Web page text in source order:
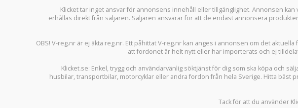
Klicket tar inget ansvar för annonsens innehåll eller tillgänglighet. Annonsen
erhållas direkt från säljaren. Säljaren ansvarar för att de endast annonsera
OBS! V-reg.nr är ej äkta reg.nr. Ett påhittat V-reg.nr kan anges i annonsen om det
att fordonet är helt nytt eller har importerats och ej
Klicket.se: Enkel, trygg och användarvänlig söktjänst för dig som ska köpa och
husbilar,transportbilar, motorcyklar eller andra fordon från hela Sverige. Hitta bäst
Tack för att du använder